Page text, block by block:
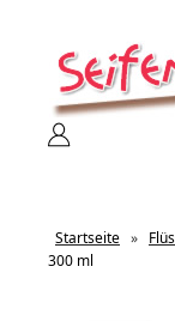
Startseite »
300 ml